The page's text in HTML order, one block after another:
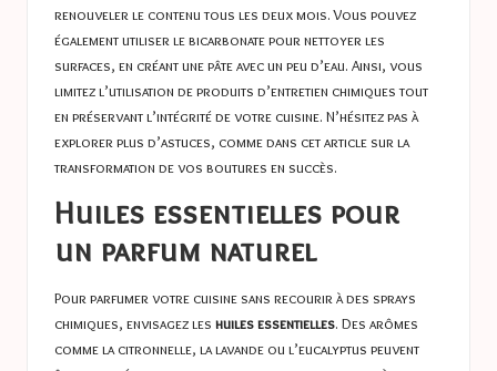
renouveler le contenu tous les deux mois. Vous pouvez
également utiliser le bicarbonate pour nettoyer les
surfaces, en créant une pâte avec un peu d’eau. Ainsi, vous
limitez l’utilisation de produits d’entretien chimiques tout
en préservant l’intégrité de votre cuisine. N’hésitez pas à
explorer plus d’astuces, comme dans cet article sur la
transformation de vos boutures en succès.
Huiles essentielles pour
un parfum naturel
Pour parfumer votre cuisine sans recourir à des sprays
chimiques, envisagez les huiles essentielles. Des arômes
comme la citronnelle, la lavande ou l’eucalyptus peuvent